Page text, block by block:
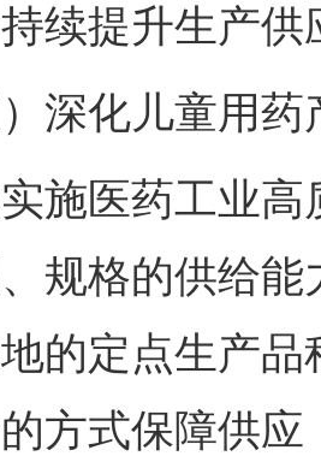
提升生产供
化儿童用药
医药工业高
规格的供给
的定点生产
方式保障供